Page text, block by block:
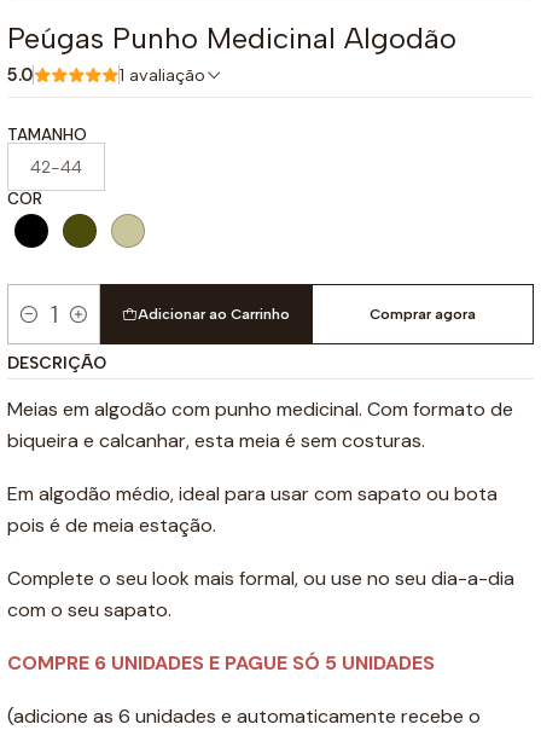
Peúgas Punho Medicinal Algodão
5.0 1 avaliação
TAMANHO
42-44
COR
Quantidade
Adicionar ao Carrinho Comprar agora
DESCRIÇÃO
Meias em algodão com punho medicinal. Com formato de
biqueira e calcanhar, esta meia é sem costuras.
Em algodão médio, ideal para usar com sapato ou bota
pois é de meia estação.
Complete o seu look mais formal, ou use no seu dia-a-dia
com o seu sapato.
COMPRE 6 UNIDADES E PAGUE SÓ 5 UNIDADES
(adicione as 6 unidades e automaticamente recebe o